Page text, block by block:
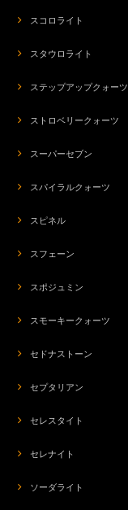
スコロライト
スタウロライト
ステップアップクォーツ
ストロベリークォーツ
スーパーセブン
スパイラルクォーツ
スピネル
スフェーン
スポジュミン
スモーキークォーツ
セドナストーン
セプタリアン
セレスタイト
セレナイト
ソーダライト